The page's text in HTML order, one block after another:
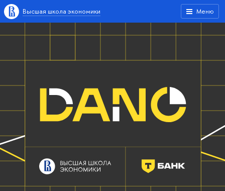
Меню
Высшая школа экономики